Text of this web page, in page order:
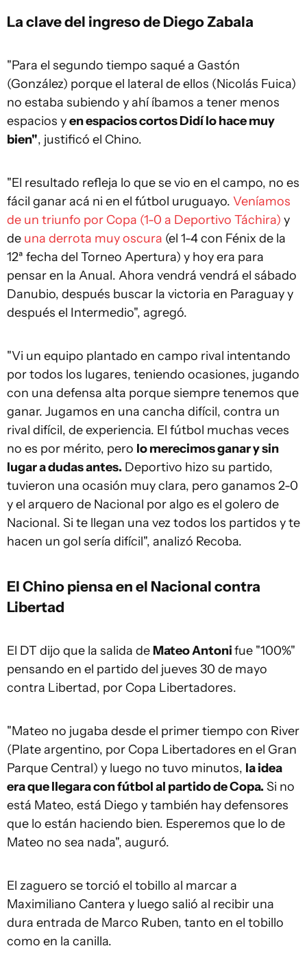
La clave del ingreso de Diego Zabala
"Para el segundo tiempo saqué a Gastón
(González) porque el lateral de ellos (Nicolás Fuica)
no estaba subiendo y ahí íbamos a tener menos
espacios yen espacios cortos Didí lo hace muy
bien", justificó el Chino.
"El resultado refleja lo que se vio en el campo, no es
fácil ganar acá ni en el fútbol uruguayo. Veníamos
de un triunfo por Copa (1-0 a Deportivo Táchira) y
de una derrota muy oscura (el 1-4 con Fénix de la
12ª fecha del Torneo Apertura) y hoy era para
pensar en la Anual. Ahora vendrá vendrá el sábado
Danubio, después buscar la victoria en Paraguay y
después el Intermedio", agregó.
"Vi un equipo plantado en campo rival intentando
por todos los lugares, teniendo ocasiones, jugando
con una defensa alta porque siempre tenemos que
ganar. Jugamos en una cancha difícil, contra un
rival difícil, de experiencia. El fútbol muchas veces
no es por mérito, pero lo merecimos ganar y sin
lugar a dudas antes. Deportivo hizo su partido,
tuvieron una ocasión muy clara, pero ganamos 2-0
y el arquero de Nacional por algo es el golero de
Nacional. Si te llegan una vez todos los partidos y te
hacen un gol sería difícil", analizó Recoba.
El Chino piensa en el Nacional contra
Libertad
El DT dijo que la salida de Mateo Antonifue "100%"
pensando en el partido del jueves 30 de mayo
contra Libertad, por Copa Libertadores.
"Mateo no jugaba desde el primer tiempo con River
(Plate argentino, por Copa Libertadores en el Gran
Parque Central) y luego no tuvo minutos, la idea
era que llegara con fútbol al partido de Copa. Si no
está Mateo, está Diego y también hay defensores
que lo están haciendo bien. Esperemos que lo de
Mateo no sea nada", auguró.
El zaguero se torció el tobillo al marcar a
Maximiliano Cantera y luego salió al recibir una
dura entrada de Marco Ruben, tanto en el tobillo
como en la canilla.